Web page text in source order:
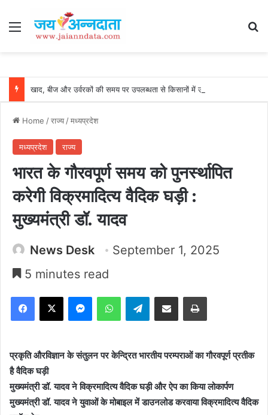
Menu
Home /राज्य/मध्यप्रदेश
मध्यप्रदेश राज्य
भारत के गौरवपूर्ण समय को पुनर्स्थापित
करेगी विक्रमादित्य वैदिक घड़ी :
मुख्यमंत्री डॉ. यादव
News Desk
September 1, 2025
5 minutes read
Facebook
X MessengerWhatsAppTelegramShare via Email Print
प्रकृति और‍विज्ञान के संतुलन पर केन्द्रित भारतीय परम्पराओं का गौरवपूर्ण प्रतीक
है वैदिक घड़ी
मुख्यमंत्री डॉ. यादव ने विक्रमादित्य वैदिक घड़ी और ऐप का किया लोकार्पण
मुख्यमंत्री डॉ. यादव ने युवाओं के मोबाइल में डाउनलोड करवाया विक्रमादित्य वैदिक